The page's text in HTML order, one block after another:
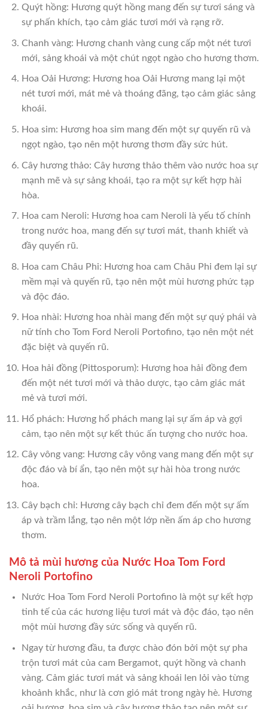
Quýt hồng: Hương quýt hồng mang đến sự tươi sáng và
sự phấn khích, tạo cảm giác tươi mới và rạng rỡ.
Chanh vàng: Hương chanh vàng cung cấp một nét tươi
mới, sảng khoái và một chút ngọt ngào cho hương thơm.
Hoa Oải Hương: Hương hoa Oải Hương mang lại một
nét tươi mới, mát mẻ và thoáng đãng, tạo cảm giác sảng
khoái.
Hoa sim: Hương hoa sim mang đến một sự quyến rũ và
ngọt ngào, tạo nên một hương thơm đầy sức hút.
Cây hương thảo: Cây hương thảo thêm vào nước hoa sự
mạnh mẽ và sự sảng khoái, tạo ra một sự kết hợp hài
hòa.
Hoa cam Neroli: Hương hoa cam Neroli là yếu tố chính
trong nước hoa, mang đến sự tươi mát, thanh khiết và
đầy quyến rũ.
Hoa cam Châu Phi: Hương hoa cam Châu Phi đem lại sự
mềm mại và quyến rũ, tạo nên một mùi hương phức tạp
và độc đáo.
Hoa nhài: Hương hoa nhài mang đến một sự quý phái và
nữ tính cho Tom Ford Neroli Portofino, tạo nên một nét
đặc biệt và quyến rũ.
Hoa hải đồng (Pittosporum): Hương hoa hải đồng đem
đến một nét tươi mới và thảo dược, tạo cảm giác mát
mẻ và tươi mới.
Hổ phách: Hương hổ phách mang lại sự ấm áp và gợi
cảm, tạo nên một sự kết thúc ấn tượng cho nước hoa.
Cây vông vang: Hương cây vông vang mang đến một sự
độc đáo và bí ẩn, tạo nên một sự hài hòa trong nước
hoa.
Cây bạch chỉ: Hương cây bạch chỉ đem đến một sự ấm
áp và trầm lắng, tạo nên một lớp nền ấm áp cho hương
thơm.
Mô tả mùi hương của Nước Hoa Tom Ford
Neroli Portofino
Nước Hoa Tom Ford Neroli Portofino là một sự kết hợp
tinh tế của các hương liệu tươi mát và độc đáo, tạo nên
một mùi hương đầy sức sống và quyến rũ.
Ngay từ hương đầu, ta được chào đón bởi một sự pha
trộn tươi mát của cam Bergamot, quýt hồng và chanh
vàng. Cảm giác tươi mát và sảng khoái len lỏi vào từng
khoảnh khắc, như là cơn gió mát trong ngày hè. Hương